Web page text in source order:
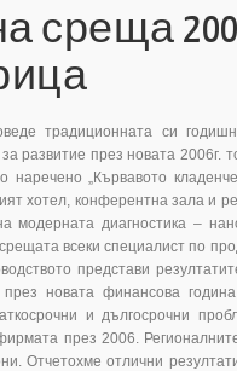
среща
традиционната си
развитие през новата
наречено „Кървавото
хотел, конферентна зала и
модерната диагностика –
всеки специалист по
представи
през новата финансова
и дългосрочни
през 2006.
Отчетохме отлични